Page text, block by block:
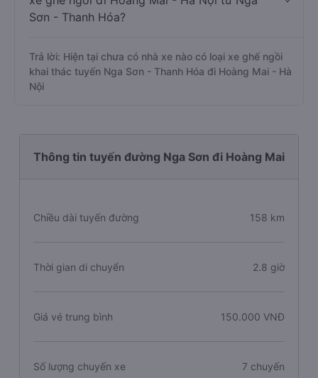
Sơn - Thanh Hóa?
Trả lời: Hiện tại chưa có nhà xe nào có loại xe ghế ngồi
khai thác tuyến Nga Sơn - Thanh Hóa đi Hoàng Mai - Hà
Nội
Thông tin tuyến đường Nga Sơn đi Hoàng Mai
Chiều dài tuyến đường 158 km
Thời gian di chuyển 2.8 giờ
Giá vé trung bình 150.000 VNĐ
Số lượng chuyến xe 7 chuyến